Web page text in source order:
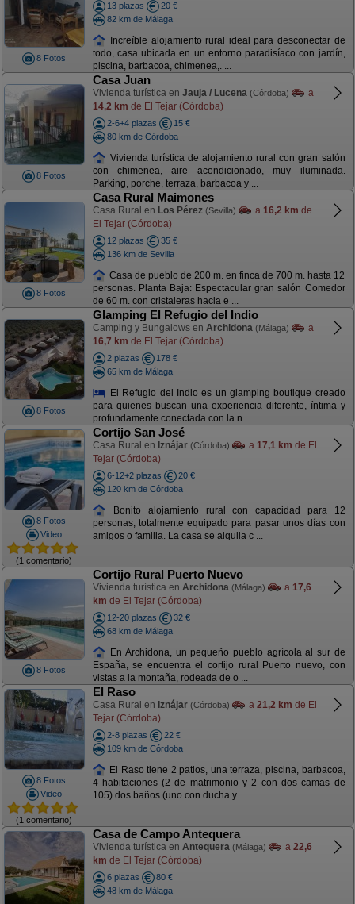
8 Fotos
13 plazas
20 €
82 km de Málaga
Increíble alojamiento rural ideal para desconectar de
todo, casa ubicada en un entorno paradisíaco con jardín,
piscina, barbacoa, chimenea,. ...
8 Fotos
Casa Juan
Vivienda turística en Jauja / Lucena (Córdoba)
a
14,2 km de El Tejar (Córdoba)
2-6+4 plazas
15 €
80 km de Córdoba
Vivienda turística de alojamiento rural con gran salón
con chimenea, aire acondicionado, muy iluminada.
Parking, porche, terraza, barbacoa y ...
8 Fotos
Casa Rural Maimones
Casa Rural en Los Pérez (Sevilla) a 16,2 km de
El Tejar (Córdoba)
12 plazas
35 €
136 km de Sevilla
Casa de pueblo de 200 m. en finca de 700 m. hasta 12
personas. Planta Baja: Espectacular gran salón Comedor
de 60 m. con cristaleras hacia e ...
8 Fotos
Glamping El Refugio del Indio
Camping y Bungalows en Archidona (Málaga)
a
16,7 km de El Tejar (Córdoba)
2 plazas
178 €
65 km de Málaga
El Refugio del Indio es un glamping boutique creado
para quienes buscan una experiencia diferente, íntima y
profundamente conectada con la n ...
8 Fotos
Video
(1 comentario)
Cortijo San José
Casa Rural en Iznájar (Córdoba) a 17,1 km de El
Tejar (Córdoba)
6-12+2 plazas
20 €
120 km de Córdoba
Bonito alojamiento rural con capacidad para 12
personas, totalmente equipado para pasar unos días con
amigos o familia. La casa se alquila c ...
8 Fotos
Cortijo Rural Puerto Nuevo
Vivienda turística en Archidona (Málaga) a 17,6
km de El Tejar (Córdoba)
12-20 plazas
32 €
68 km de Málaga
En Archidona, un pequeño pueblo agrícola al sur de
España, se encuentra el cortijo rural Puerto nuevo, con
vistas a la montaña, rodeada de o ...
8 Fotos
Video
(1 comentario)
El Raso
Casa Rural en Iznájar (Córdoba) a 21,2 km de El
Tejar (Córdoba)
2-8 plazas
22 €
109 km de Córdoba
El Raso tiene 2 patios, una terraza, piscina, barbacoa,
4 habitaciones (2 de matrimonio y 2 con dos camas de
105) dos baños (uno con ducha y ...
Casa de Campo Antequera
Vivienda turística en Antequera (Málaga) a 22,6
km de El Tejar (Córdoba)
6 plazas
80 €
48 km de Málaga